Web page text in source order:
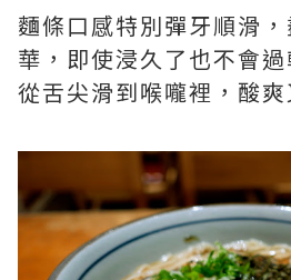
麵條口感特別彈牙順滑
華，即使浸久了也不會
從舌尖滑到喉嚨裡，酸爽